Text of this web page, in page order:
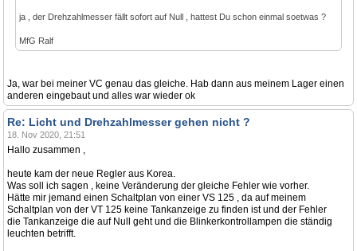
ja , der Drehzahlmesser fällt sofort auf Null , hattest Du schon einmal soetwas ?
MfG Ralf
Ja, war bei meiner VC genau das gleiche. Hab dann aus meinem Lager einen
anderen eingebaut und alles war wieder ok
Re: Licht und Drehzahlmesser gehen nicht ?
18. Nov 2020, 21:51
Hallo zusammen ,
heute kam der neue Regler aus Korea.
Was soll ich sagen , keine Veränderung der gleiche Fehler wie vorher.
Hätte mir jemand einen Schaltplan von einer VS 125 , da auf meinem
Schaltplan von der VT 125 keine Tankanzeige zu finden ist und der Fehler
die Tankanzeige die auf Null geht und die Blinkerkontrollampen die ständig
leuchten betrifft.